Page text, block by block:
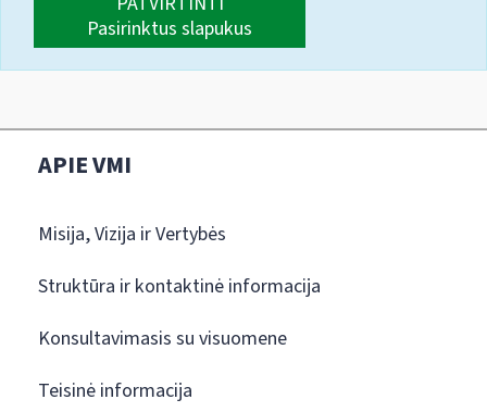
Pasirinktus slapukus
APIE VMI
Misija, Vizija ir Vertybės
Struktūra ir kontaktinė informacija
Konsultavimasis su visuomene
Teisinė informacija